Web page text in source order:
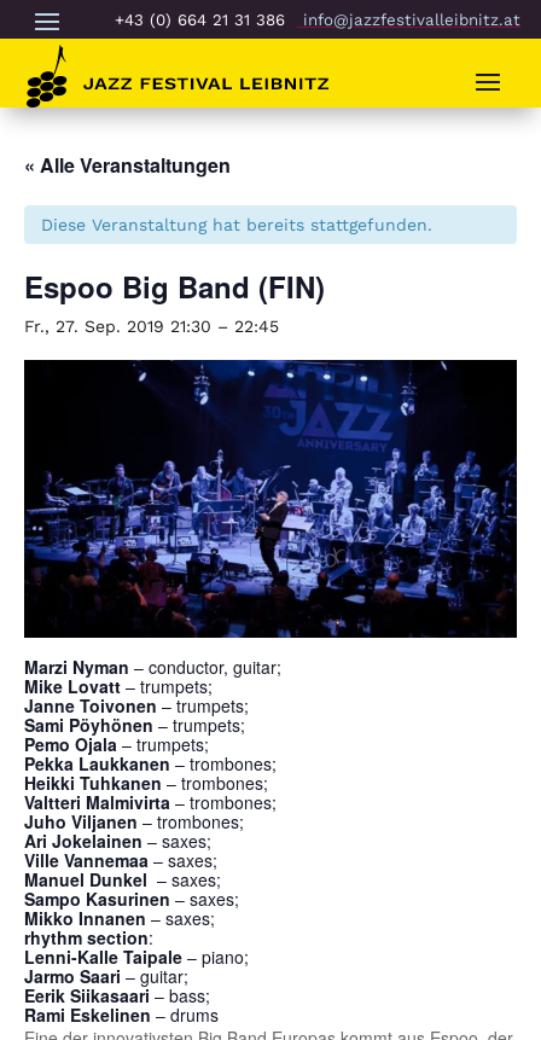
+43 (0) 664 21 31 386 info@jazzfestivalleibnitz.at
« Alle Veranstaltungen
Diese Veranstaltung hat bereits stattgefunden.
Espoo Big Band (FIN)
Fr., 27. Sep. 2019 21:30 – 22:45
Marzi Nyman – conductor, guitar;
Mike Lovatt – trumpets;
Janne Toivonen – trumpets;
Sami Pöyhönen – trumpets;
Pemo Ojala – trumpets;
Pekka Laukkanen – trombones;
Heikki Tuhkanen – trombones;
Valtteri Malmivirta – trombones;
Juho Viljanen – trombones;
Ari Jokelainen – saxes;
Ville Vannemaa – saxes;
Manuel Dunkel – saxes;
Sampo Kasurinen – saxes;
Mikko Innanen – saxes;
rhythm section:
Lenni-Kalle Taipale – piano;
Jarmo Saari – guitar;
Eerik Siikasaari – bass;
Rami Eskelinen – drums